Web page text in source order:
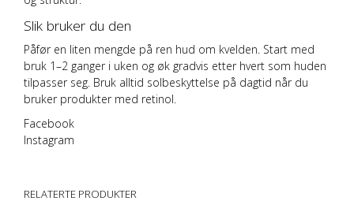
Slik bruker du den
Påfør en liten mengde på ren hud om kvelden. Start med
bruk 1–2 ganger i uken og øk gradvis etter hvert som huden
tilpasser seg. Bruk alltid solbeskyttelse på dagtid når du
bruker produkter med retinol.
Facebook
Instagram
RELATERTE PRODUKTER